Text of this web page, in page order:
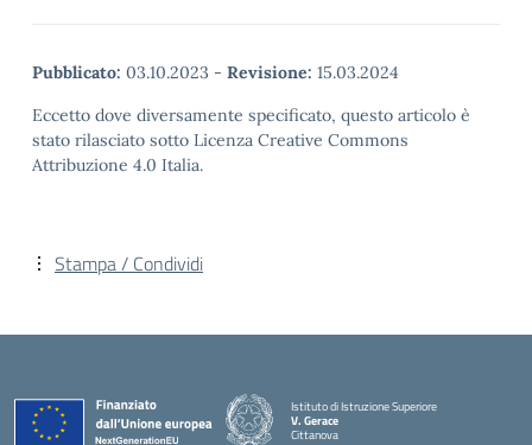
Pubblicato: 03.10.2023 - Revisione: 15.03.2024
Eccetto dove diversamente specificato, questo articolo è
stato rilasciato sotto Licenza Creative Commons
Attribuzione 4.0 Italia.
Stampa / Condividi
Istituto di Istruzione Superiore
V. Gerace
Cittanova